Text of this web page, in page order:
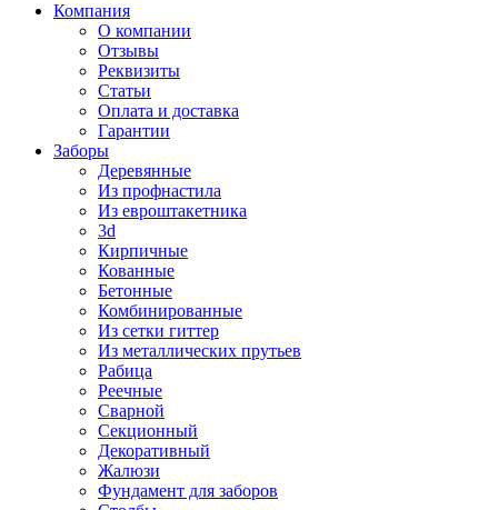
Компания
О компании
Отзывы
Реквизиты
Статьи
Оплата и доставка
Гарантии
Заборы
Деревянные
Из профнастила
Из евроштакетника
3d
Кирпичные
Кованные
Бетонные
Комбинированные
Из сетки гиттер
Из металлических прутьев
Рабица
Реечные
Сварной
Секционный
Декоративный
Жалюзи
Фундамент для заборов